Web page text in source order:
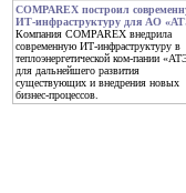
COMPAREX построил
ИТ-инфраструктуру для АО
Компания COMPAREX внедрила
современную ИТ-инфраструктуру в
теплоэнергетической ком-пании
для дальнейшего развития
существующих и внедрения новых
бизнес-процессов.